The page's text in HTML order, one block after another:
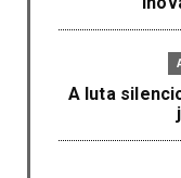
A luta